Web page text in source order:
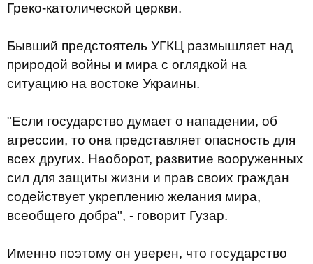
Греко-католической церкви.
Бывший предстоятель УГКЦ размышляет над
природой войны и мира с оглядкой на
ситуацию на востоке Украины.
"Если государство думает о нападении, об
агрессии, то она представляет опасность для
всех других. Наоборот, развитие вооруженных
сил для защиты жизни и прав своих граждан
содействует укреплению желания мира,
всеобщего добра", - говорит Гузар.
Именно поэтому он уверен, что государство